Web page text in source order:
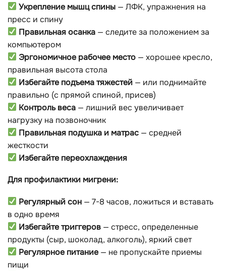
Укрепление мышц спины — ЛФК, упражнения на
пресс и спину
Правильная осанка — следите за положением за
компьютером
Эргономичное рабочее место — хорошее кресло,
правильная высота стола
Избегайте подъема тяжестей — или поднимайте
правильно (с прямой спиной, присев)
Контроль веса — лишний вес увеличивает
нагрузку на позвоночник
Правильная подушка и матрас — средней
жесткости
Избегайте переохлаждения
Для профилактики мигрени:
Регулярный сон — 7-8 часов, ложиться и вставать
в одно время
Избегайте триггеров — стресс, определенные
продукты (сыр, шоколад, алкоголь), яркий свет
Регулярное питание — не пропускайте приемы
пищи